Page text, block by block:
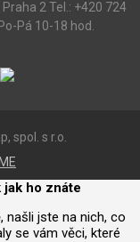
2 Tel.: +420 724
Po-Pá 10-18 hod.
spol. s r.o.
jak ho znáte
našli jste na nich, co
se vám věci, které